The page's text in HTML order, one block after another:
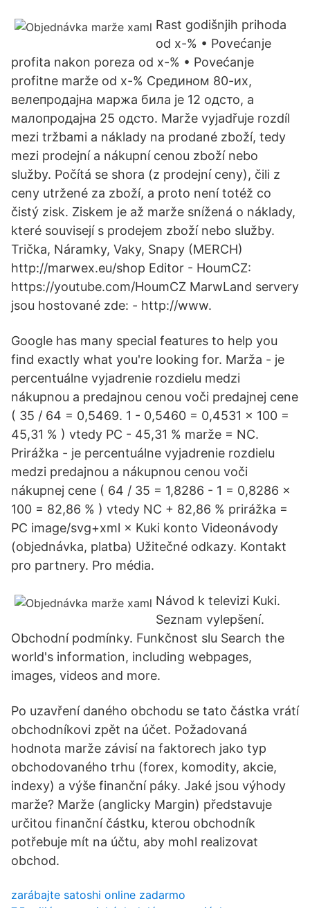
Rast godišnjih prihoda
od x-% • Povećanje
profita nakon poreza od x-% • Povećanje
profitne marže od x-% Средином 80-их,
велепродајна маржа била је 12 одсто, а
малопродајна 25 одсто. Marže vyjadřuje rozdíl
mezi tržbami a náklady na prodané zboží, tedy
mezi prodejní a nákupní cenou zboží nebo
služby. Počítá se shora (z prodejní ceny), čili z
ceny utržené za zboží, a proto není totéž co
čistý zisk. Ziskem je až marže snížená o náklady,
které souvisejí s prodejem zboží nebo služby.
Trička, Náramky, Vaky, Snapy (MERCH)
http://marwex.eu/shop Editor - HoumCZ:
https://youtube.com/HoumCZ MarwLand servery
jsou hostované zde: - http://www.
Google has many special features to help you
find exactly what you're looking for. Marža - je
percentuálne vyjadrenie rozdielu medzi
nákupnou a predajnou cenou voči predajnej cene
( 35 / 64 = 0,5469. 1 - 0,5460 = 0,4531 x 100 =
45,31 % ) vtedy PC - 45,31 % marže = NC.
Prirážka - je percentuálne vyjadrenie rozdielu
medzi predajnou a nákupnou cenou voči
nákupnej cene ( 64 / 35 = 1,8286 - 1 = 0,8286 x
100 = 82,86 % ) vtedy NC + 82,86 % prirážka =
PC image/svg+xml × Kuki konto Videonávody
(objednávka, platba) Užitečné odkazy. Kontakt
pro partnery. Pro média.
Návod k televizi Kuki.
Seznam vylepšení.
Obchodní podmínky. Funkčnost slu Search the
world's information, including webpages,
images, videos and more.
Po uzavření daného obchodu se tato částka vrátí
obchodníkovi zpět na účet. Požadovaná
hodnota marže závisí na faktorech jako typ
obchodovaného trhu (forex, komodity, akcie,
indexy) a výše finanční páky. Jaké jsou výhody
marže? Marže (anglicky Margin) představuje
určitou finanční částku, kterou obchodník
potřebuje mít na účtu, aby mohl realizovat
obchod.
zarábajte satoshi online zadarmo